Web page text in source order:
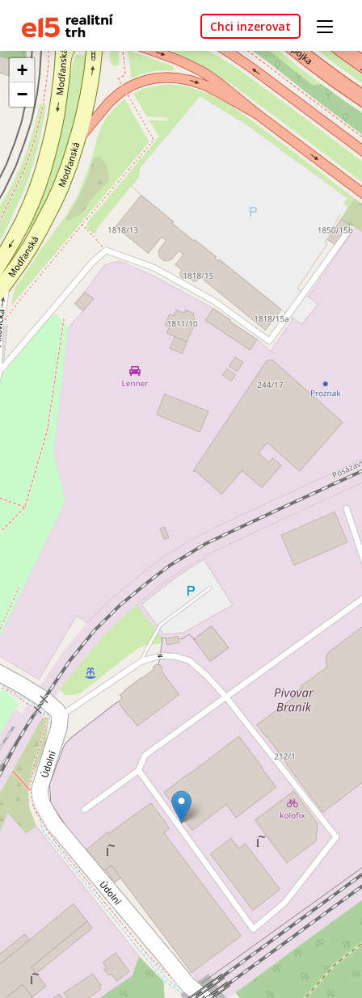
Chci inzerovat
+
−